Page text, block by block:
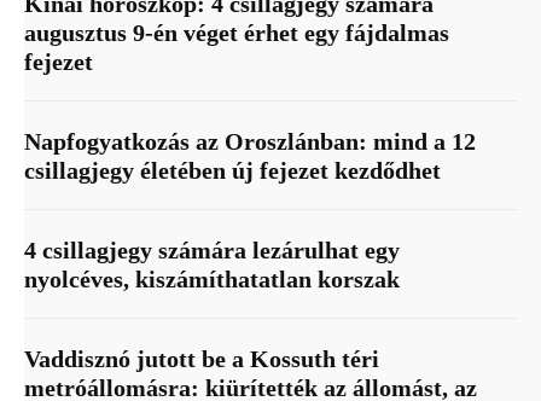
augusztus 9-én véget érhet egy fájdalmas
fejezet
Napfogyatkozás az Oroszlánban: mind a 12
csillagjegy életében új fejezet kezdődhet
4 csillagjegy számára lezárulhat egy
nyolcéves, kiszámíthatatlan korszak
Vaddisznó jutott be a Kossuth téri
metróállomásra: kiürítették az állomást, az